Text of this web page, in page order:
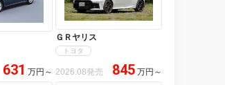
631 万円 ～
ＧＲヤリス
トヨタ
2026.08発売 845 万円 ～